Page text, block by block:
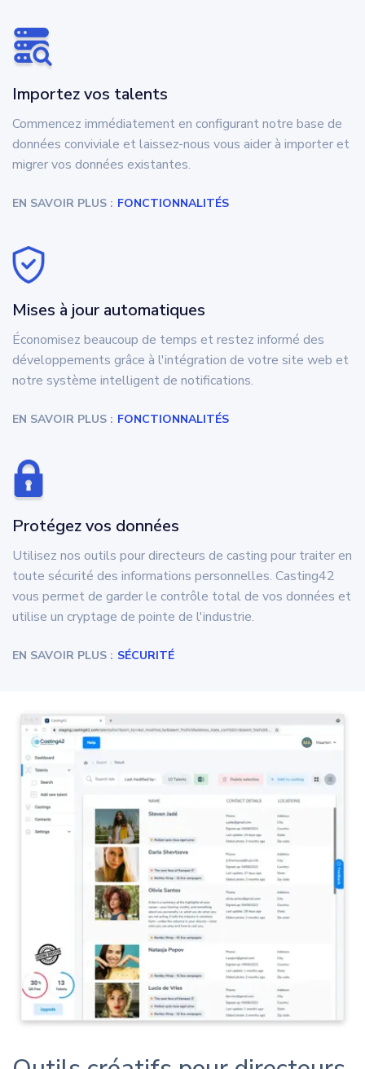
Importez vos talents
Commencez immédiatement en configurant notre base de
données conviviale et laissez-nous vous aider à importer et
migrer vos données existantes.
EN SAVOIR PLUS : FONCTIONNALITÉS
Mises à jour automatiques
Économisez beaucoup de temps et restez informé des
développements grâce à l'intégration de votre site web et
notre système intelligent de notifications.
EN SAVOIR PLUS : FONCTIONNALITÉS
Protégez vos données
Utilisez nos outils pour directeurs de casting pour traiter en
toute sécurité des informations personnelles. Casting42
vous permet de garder le contrôle total de vos données et
utilise un cryptage de pointe de l'industrie.
EN SAVOIR PLUS : SÉCURITÉ